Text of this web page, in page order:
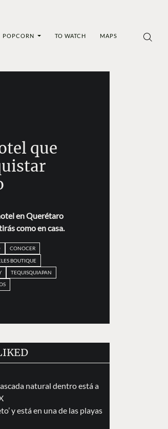
POPCORN TO WATCH MAPS
que
en Querétaro
como en casa.
CONOCER
BOUTIQUE
TEQUISQUIAPAN
natural dentro está a
y está en una de las playas